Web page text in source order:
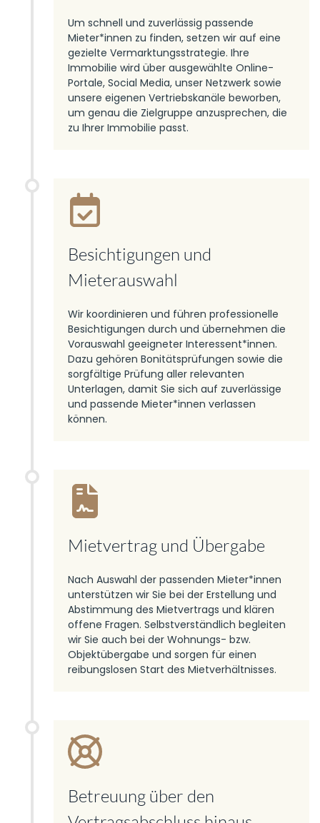
Um schnell und zuverlässig passende
Mieter*innen zu finden, setzen wir auf eine
gezielte Vermarktungsstrategie. Ihre
Immobilie wird über ausgewählte Online-
Portale, Social Media, unser Netzwerk sowie
unsere eigenen Vertriebskanäle beworben,
um genau die Zielgruppe anzusprechen, die
zu Ihrer Immobilie passt.
Besichtigungen und
Mieterauswahl
Wir koordinieren und führen professionelle
Besichtigungen durch und übernehmen die
Vorauswahl geeigneter Interessent*innen.
Dazu gehören Bonitätsprüfungen sowie die
sorgfältige Prüfung aller relevanten
Unterlagen, damit Sie sich auf zuverlässige
und passende Mieter*innen verlassen
können.
Mietvertrag und Übergabe
Nach Auswahl der passenden Mieter*innen
unterstützen wir Sie bei der Erstellung und
Abstimmung des Mietvertrags und klären
offene Fragen. Selbstverständlich begleiten
wir Sie auch bei der Wohnungs- bzw.
Objektübergabe und sorgen für einen
reibungslosen Start des Mietverhältnisses.
Betreuung über den